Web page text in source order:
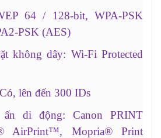
64 / 128-bit, WPA-PSK
PSK (AES)
không dây: Wi-Fi Protected
lên đến 300 IDs
di động: Canon PRINT
AirPrint™, Mopria® Print